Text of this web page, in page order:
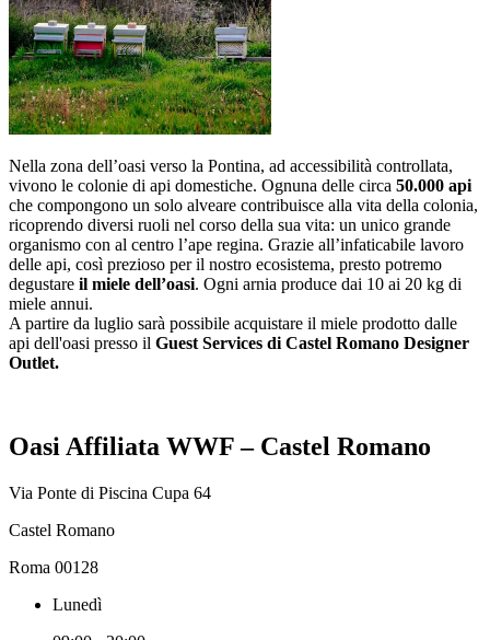
Nella zona dell’oasi verso la Pontina, ad accessibilità controllata,
vivono le colonie di api domestiche. Ognuna delle circa 50.000 api
che compongono un solo alveare contribuisce alla vita della colonia,
ricoprendo diversi ruoli nel corso della sua vita: un unico grande
organismo con al centro l’ape regina. Grazie all’infaticabile lavoro
delle api, così prezioso per il nostro ecosistema, presto potremo
degustare il miele dell’oasi. Ogni arnia produce dai 10 ai 20 kg di
miele annui.
A partire da luglio sarà possibile acquistare il miele prodotto dalle
api dell'oasi presso il Guest Services di Castel Romano Designer
Outlet.
Oasi Affiliata WWF – Castel Romano
Via Ponte di Piscina Cupa 64
Castel Romano
Roma 00128
Lunedì